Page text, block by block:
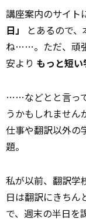
講座案内のサイト
日」
とあるので
ね……。ただ、頑
安より もっと短
……などとと言っ
うかもしれません
仕事や翻訳以外の
題。
私が以前、翻訳学
日は翻訳にきちん
で、週末の半日を